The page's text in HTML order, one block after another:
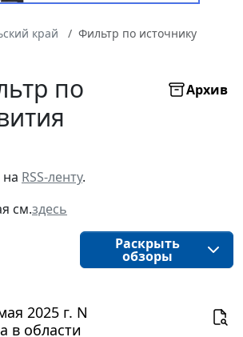
край
Фильтр по источнику
по
Архив
RSS-ленту.
см.здесь
Раскрыть
обзоры
2025 г. N
в области